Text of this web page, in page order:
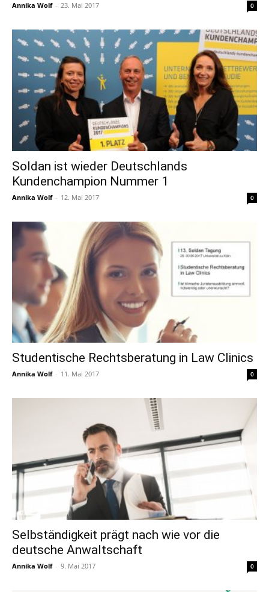
Annika Wolf - 23. Mai 2017 0
Soldan ist wieder Deutschlands
Kundenchampion Nummer 1
Annika Wolf - 12. Mai 2017 0
Studentische Rechtsberatung in Law Clinics
Annika Wolf - 11. Mai 2017 0
Selbständigkeit prägt nach wie vor die
deutsche Anwaltschaft
Annika Wolf - 9. Mai 2017 0